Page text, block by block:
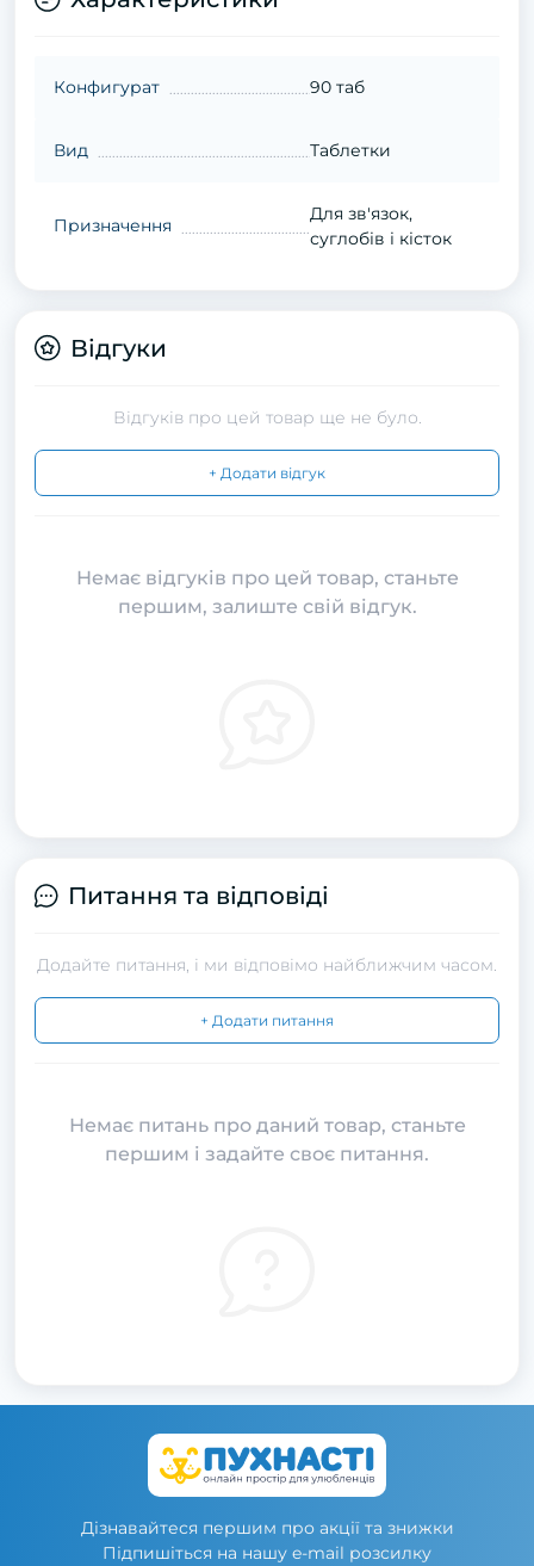
Конфигурат 90 таб
Вид Таблетки
Призначення
Для зв'язок,
суглобів і кісток
Відгуки
Відгуків про цей товар ще не було.
+ Додати відгук
Немає відгуків про цей товар, станьте
першим, залиште свій відгук.
Питання та відповіді
Додайте питання, і ми відповімо найближчим часом.
+ Додати питання
Немає питань про даний товар, станьте
першим і задайте своє питання.
Дізнавайтеся першим про акції та знижки
Підпишіться на нашу e-mail розсилку